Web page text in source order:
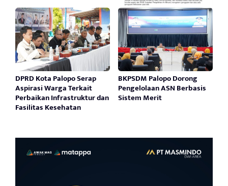
DPRD Kota Palopo Serap
Aspirasi Warga Terkait
Perbaikan Infrastruktur dan
Fasilitas Kesehatan
BKPSDM Palopo Dorong
Pengelolaan ASN Berbasis
Sistem Merit